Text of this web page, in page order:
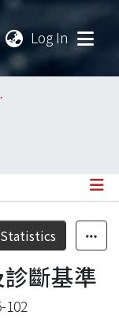
Log In
學院
Statistics
斷基準
102